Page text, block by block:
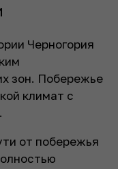
Черногория
зон. Побережье
климат с
от побережья